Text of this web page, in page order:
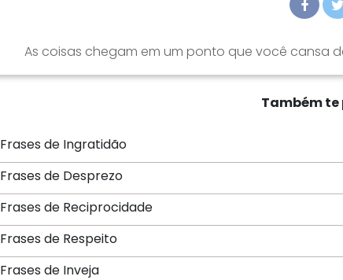
As coisas chegam em um ponto que você cansa
Também
Frases de Ingratidão
Frases de Desprezo
Frases de Reciprocidade
Frases de Respeito
Frases de Inveja